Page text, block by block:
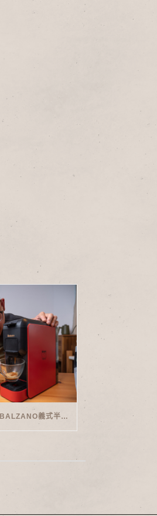
義大利基因有點神-BALZANO義式半自動雙膠囊3 IN 1咖啡機開箱